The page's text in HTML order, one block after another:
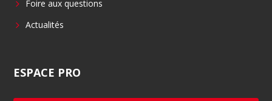
Foire aux questions
Actualités
ESPACE PRO